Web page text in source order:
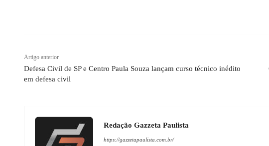
Artigo anterior
Defesa Civil de SP e Centro Paula Souza lançam curso técnico inédito
em defesa civil
Redação Gazzeta Paulista
https://gazzetapaulista.com.br/